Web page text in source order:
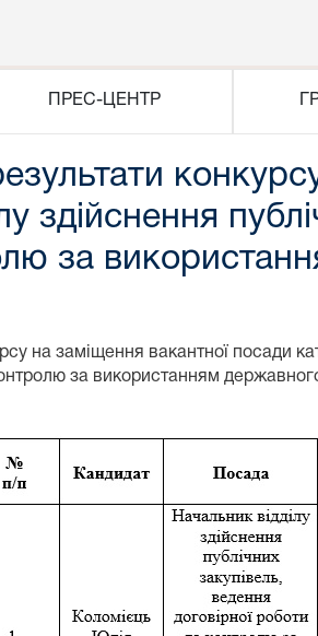
ПРЕС-ЦЕНТР
здійснення
за
на заміщення вакантної посади
за використанням